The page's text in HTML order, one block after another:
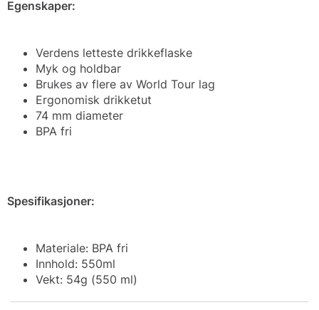
Egenskaper:
Verdens letteste drikkeflaske
Myk og holdbar
Brukes av flere av World Tour lag
Ergonomisk drikketut
74 mm diameter
BPA fri
Spesifikasjoner:
Materiale: BPA fri
Innhold: 550ml
Vekt: 54g (550 ml)